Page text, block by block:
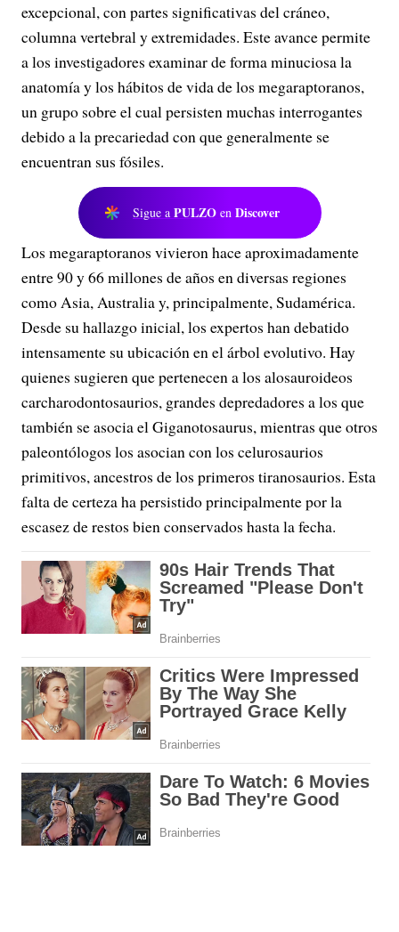
excepcional, con partes significativas del cráneo,
columna vertebral y extremidades. Este avance permite
a los investigadores examinar de forma minuciosa la
anatomía y los hábitos de vida de los megaraptoranos,
un grupo sobre el cual persisten muchas interrogantes
debido a la precariedad con que generalmente se
encuentran sus fósiles.
Sigue a PULZO en Discover
Los megaraptoranos vivieron hace aproximadamente
entre 90 y 66 millones de años en diversas regiones
como Asia, Australia y, principalmente, Sudamérica.
Desde su hallazgo inicial, los expertos han debatido
intensamente su ubicación en el árbol evolutivo. Hay
quienes sugieren que pertenecen a los alosauroideos
carcharodontosaurios, grandes depredadores a los que
también se asocia el Giganotosaurus, mientras que otros
paleontólogos los asocian con los celurosaurios
primitivos, ancestros de los primeros tiranosaurios. Esta
falta de certeza ha persistido principalmente por la
escasez de restos bien conservados hasta la fecha.